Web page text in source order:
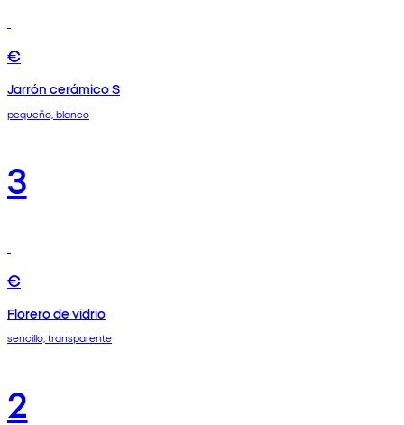
€
Jarrón cerámico S
pequeño, blanco
3
€
Florero de vidrio
sencillo, transparente
2